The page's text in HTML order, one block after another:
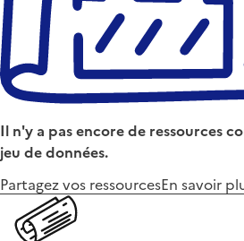
Il n'y a pas encore de ressources
jeu de données.
Partagez vos ressourcesEn savoir